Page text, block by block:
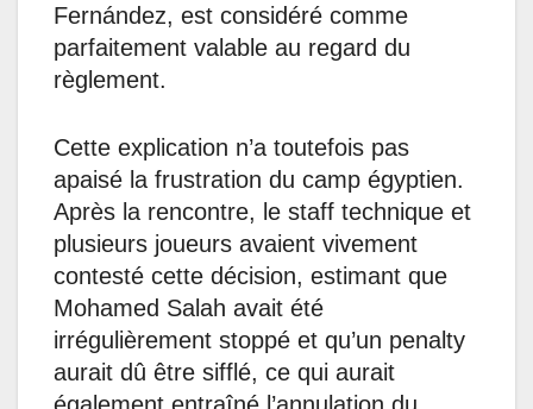
Fernández, est considéré comme
parfaitement valable au regard du
règlement.
Cette explication n’a toutefois pas
apaisé la frustration du camp égyptien.
Après la rencontre, le staff technique et
plusieurs joueurs avaient vivement
contesté cette décision, estimant que
Mohamed Salah avait été
irrégulièrement stoppé et qu’un penalty
aurait dû être sifflé, ce qui aurait